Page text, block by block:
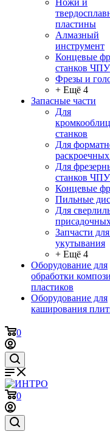
Ножи и
пластины
Алмазный
инструмент
Концевые
станков ЧПУ
Фрезы и
+ Ещё 4
Запасные части
Для
станков
Для
Для
станков ЧПУ
Концевые
Пильные
Для
Запчасти
укутывания
+ Ещё 4
Оборудование для
обработки
пластиков
Оборудование для
каширования
0
0